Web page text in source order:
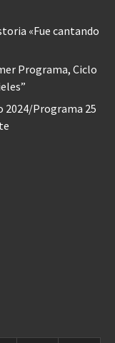
«Fue cantando
Programa, Ciclo
2024/Programa 25